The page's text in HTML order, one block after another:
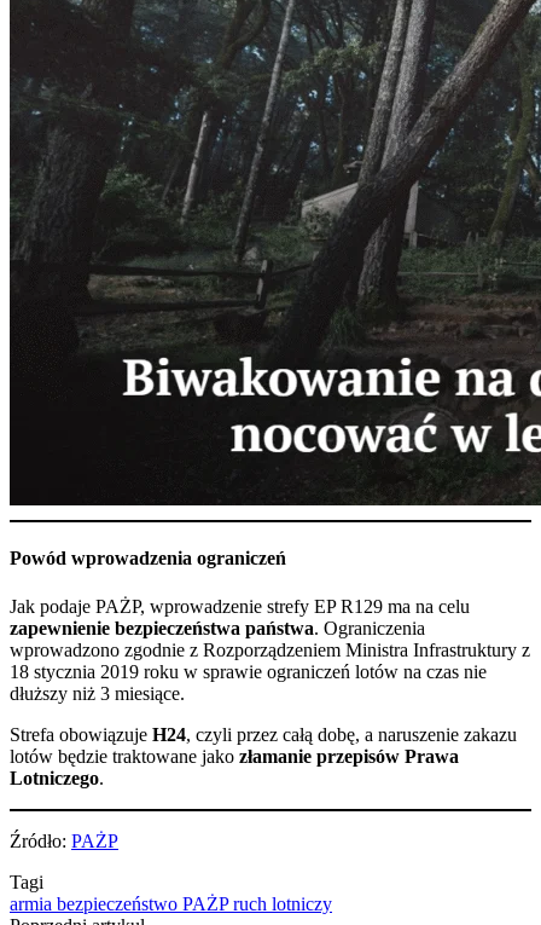
Powód wprowadzenia ograniczeń
Jak podaje PAŻP, wprowadzenie strefy EP R129 ma na celu
zapewnienie bezpieczeństwa państwa. Ograniczenia
wprowadzono zgodnie z Rozporządzeniem Ministra Infrastruktury z
18 stycznia 2019 roku w sprawie ograniczeń lotów na czas nie
dłuższy niż 3 miesiące.
Strefa obowiązuje H24, czyli przez całą dobę, a naruszenie zakazu
lotów będzie traktowane jako złamanie przepisów Prawa
Lotniczego.
Źródło: PAŻP
Tagi
armia bezpieczeństwo PAŻPruch lotniczy